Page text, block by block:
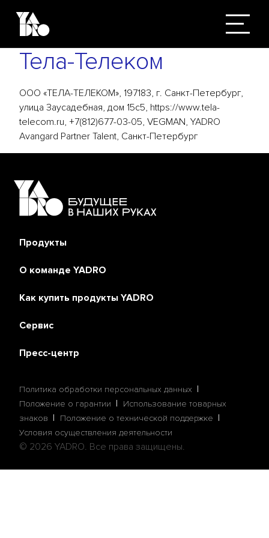
Тела-Телеком
ООО «ТЕЛА-ТЕЛЕКОМ», 197183, г. Санкт-Петербург,
улица Заусадебная, дом 15с5, https://www.tela-
telecom.ru, +7(812)677-03-05, VEGMAN, YADRO
Avangard Partner Talent, Санкт-Петербург
Продукты
О команде YADRO
Как купить продукты YADRO
Сервис
Пресс-центр
Политика обработки персональных данных
Положение о гарантии
Использование товарных
знаков
Положение о технической поддержке
Условия осуществления деятельности
© 2026 YADRO. Все права защищены.